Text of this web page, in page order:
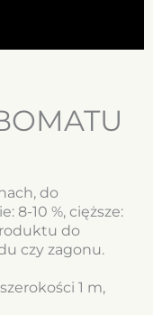
do
8-10 %, cięższe:
do
czy zagonu.
1 m,